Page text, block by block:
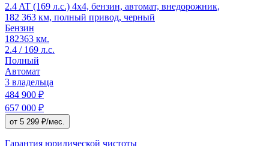
2.4 AT (169 л.с.) 4x4, бензин, автомат, внедорожник,
182 363 км, полный привод, черный
Бензин
182363 км.
2.4 / 169 л.с.
Полный
Автомат
3 владельца
484 900 ₽
657 000 ₽
от 5 299 ₽/мес.
Гарантия юридической чистоты